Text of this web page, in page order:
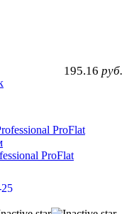
195.16 руб.
ProFlat